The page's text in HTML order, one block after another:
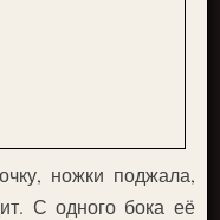
ножки поджала,
С одного бока её